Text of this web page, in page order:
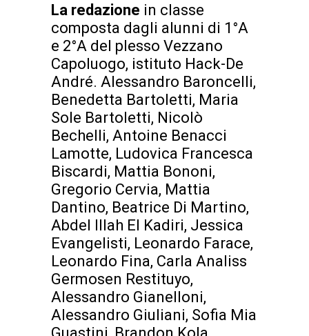
La redazione in classe
composta dagli alunni di 1°A
e 2°A del plesso Vezzano
Capoluogo, istituto Hack-De
André. Alessandro Baroncelli,
Benedetta Bartoletti, Maria
Sole Bartoletti, Nicolò
Bechelli, Antoine Benacci
Lamotte, Ludovica Francesca
Biscardi, Mattia Bononi,
Gregorio Cervia, Mattia
Dantino, Beatrice Di Martino,
Abdel Illah El Kadiri, Jessica
Evangelisti, Leonardo Farace,
Leonardo Fina, Carla Analiss
Germosen Restituyo,
Alessandro Gianelloni,
Alessandro Giuliani, Sofia Mia